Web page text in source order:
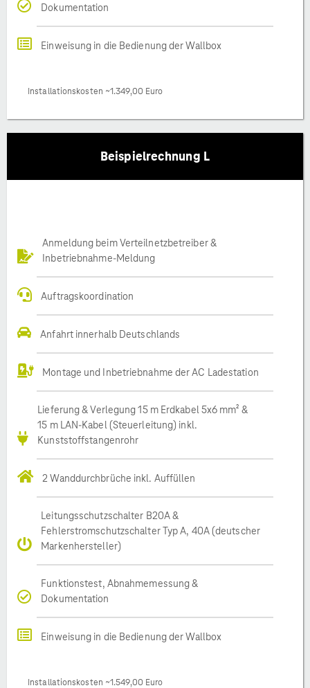
Dokumentation
Einweisung in die Bedienung der Wallbox
Installationskosten ~1.349,00 Euro
Beispielrechnung L
Anmeldung beim Verteilnetzbetreiber &
Inbetriebnahme-Meldung
Auftragskoordination
Anfahrt innerhalb Deutschlands
Montage und Inbetriebnahme der AC Ladestation
Lieferung & Verlegung 15 m Erdkabel 5x6 mm² &
15 m LAN-Kabel (Steuerleitung) inkl.
Kunststoffstangenrohr
2 Wanddurchbrüche inkl. Auffüllen
Leitungsschutzschalter B20A &
Fehlerstromschutzschalter Typ A, 40A (deutscher
Markenhersteller)
Funktionstest, Abnahmemessung &
Dokumentation
Einweisung in die Bedienung der Wallbox
Installationskosten ~1.549,00 Euro